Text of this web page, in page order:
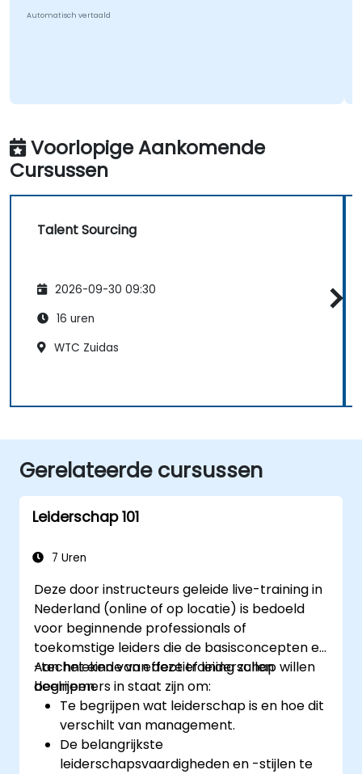
Automatisch vertaald
Voorlopige Aankomende
Cursussen
Talent Sourcing
2026-09-30 09:30
16 uren
WTC Zuidas
Gerelateerde cursussen
Leiderschap 101
7 Uren
Deze door instructeurs geleide live-training in
Nederland (online of op locatie) is bedoeld
voor beginnende professionals of
toekomstige leiders die de basisconcepten en
-technieken van effectief leiderschap willen
begrijpen.
Aan het einde van deze training zullen
deelnemers in staat zijn om:
Te begrijpen wat leiderschap is en hoe dit
verschilt van management.
De belangrijkste
leiderschapsvaardigheden en -stijlen te